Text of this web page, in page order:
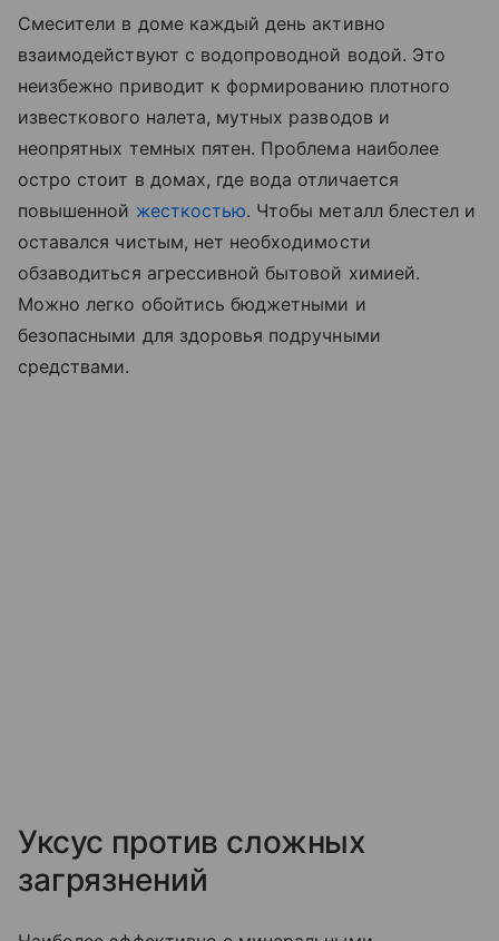
Смесители в доме каждый день активно
взаимодействуют с водопроводной водой. Это
неизбежно приводит к формированию плотного
известкового налета, мутных разводов и
неопрятных темных пятен. Проблема наиболее
остро стоит в домах, где вода отличается
повышенной жесткостью. Чтобы металл блестел и
оставался чистым, нет необходимости
обзаводиться агрессивной бытовой химией.
Можно легко обойтись бюджетными и
безопасными для здоровья подручными
средствами.
Уксус против сложных
загрязнений